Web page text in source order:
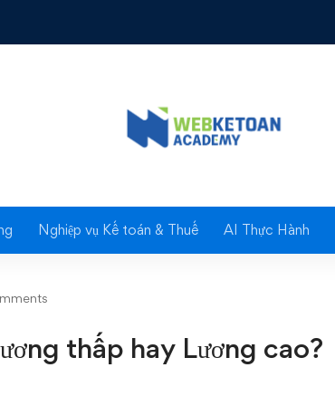
Nghiệp vụ Kế toán & Thuế AI Thực Hành
hay Lương cao?
thấp hay Lương cao?